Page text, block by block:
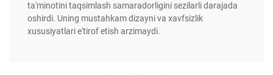
ta'minotini taqsimlash samaradorligini sezilarli darajada
oshirdi. Uning mustahkam dizayni va xavfsizlik
xususiyatlari e'tirof etish arzimaydi.